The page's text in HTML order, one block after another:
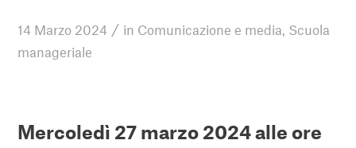
14 Marzo 2024 / in Comunicazione e media, Scuola
manageriale
Mercoledì 27 marzo 2024 alle ore